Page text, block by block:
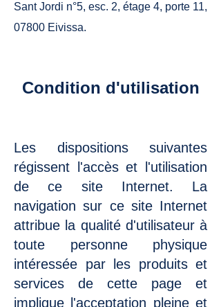
Sant Jordi n°5, esc. 2, étage 4, porte 11,
07800 Eivissa.
Condition d'utilisation
Les dispositions suivantes
régissent l'accès et l'utilisation
de ce site Internet. La
navigation sur ce site Internet
attribue la qualité d'utilisateur à
toute personne physique
intéressée par les produits et
services de cette page et
implique l'acceptation pleine et